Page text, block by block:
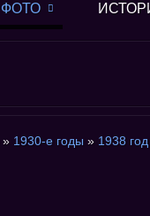
ФОТО
» 1930-е годы » 1938 год